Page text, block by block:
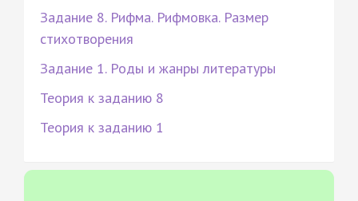
Задание 8. Рифма. Рифмовка. Размер
стихотворения
Задание 1. Роды и жанры литературы
Теория к заданию 8
Теория к заданию 1